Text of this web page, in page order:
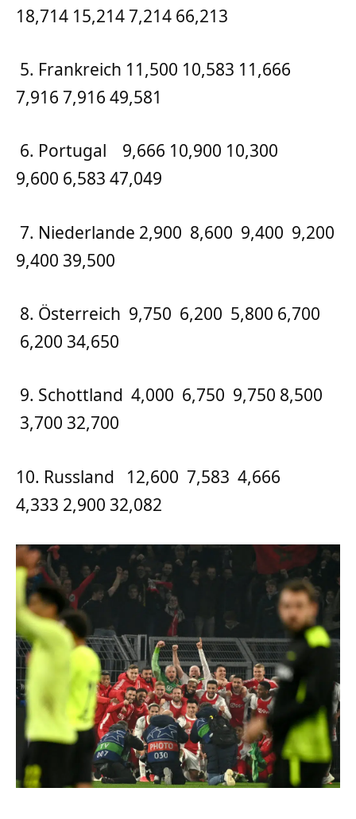
18,714 15,214 7,214 66,213
5. Frankreich 11,500 10,583 11,666
7,916 7,916 49,581
6. Portugal 9,666 10,900 10,300
9,600 6,583 47,049
7. Niederlande 2,900 8,600 9,400 9,200
9,400 39,500
8. Österreich 9,750 6,200 5,800 6,700
6,200 34,650
9. Schottland 4,000 6,750 9,750 8,500
3,700 32,700
10. Russland 12,600 7,583 4,666
4,333 2,900 32,082